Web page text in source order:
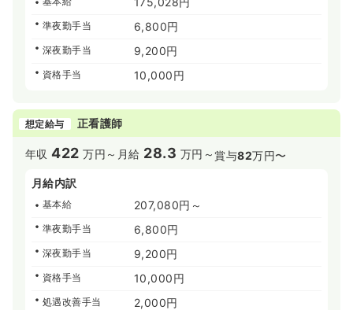
準夜勤手当 6,800円
深夜勤手当 9,200円
資格手当 10,000円
想定給与 正看護師
年収422 万円～ 月給 28.3 万円～賞与82万円〜
月給内訳
基本給 207,080円～
準夜勤手当 6,800円
深夜勤手当 9,200円
資格手当 10,000円
処遇改善手当 2,000円